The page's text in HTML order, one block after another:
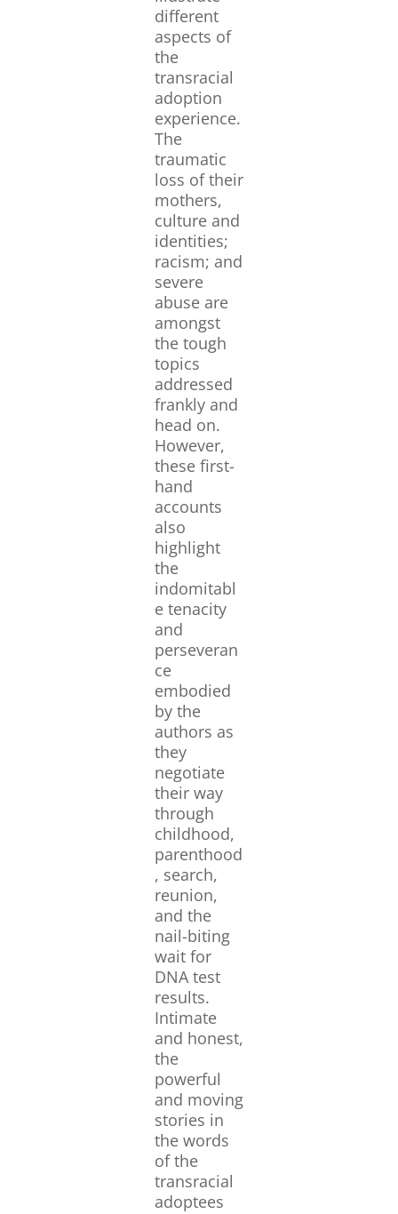
different
aspects of
the
transracial
adoption
experience.
The
traumatic
loss of their
mothers,
culture and
identities;
racism; and
severe
abuse are
amongst
the tough
topics
addressed
frankly and
head on.
However,
these first-
hand
accounts
also
highlight
the
indomitabl
e tenacity
and
perseveran
ce
embodied
by the
authors as
they
negotiate
their way
through
childhood,
parenthood
, search,
reunion,
and the
nail-biting
wait for
DNA test
results.
Intimate
and honest,
the
powerful
and moving
stories in
the words
of the
transracial
adoptees